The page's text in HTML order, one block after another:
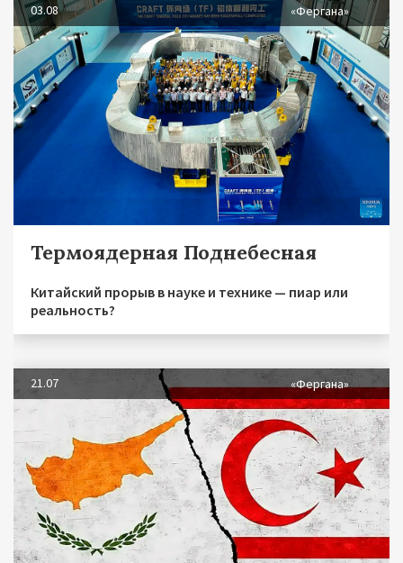
03.08 «Фергана»
Термоядерная Поднебесная
Китайский прорыв в науке и технике — пиар или
реальность?
21.07 «Фергана»